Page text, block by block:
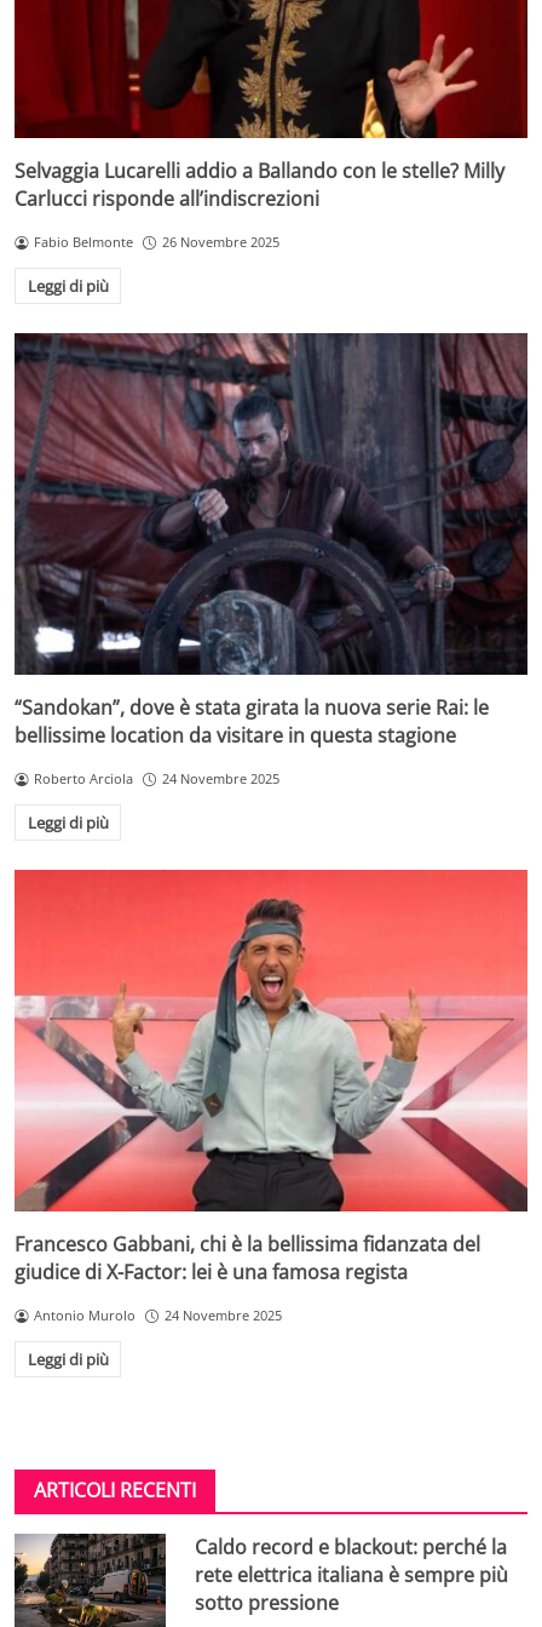
Selvaggia Lucarelli addio a Ballando con le stelle? Milly
Carlucci risponde all’indiscrezioni
Fabio Belmonte 26 Novembre 2025
Leggi di più
“Sandokan”, dove è stata girata la nuova serie Rai: le
bellissime location da visitare in questa stagione
Roberto Arciola 24 Novembre 2025
Leggi di più
Francesco Gabbani, chi è la bellissima fidanzata del
giudice di X-Factor: lei è una famosa regista
Antonio Murolo 24 Novembre 2025
Leggi di più
ARTICOLI RECENTI
Caldo record e blackout: perché la
rete elettrica italiana è sempre più
sotto pressione